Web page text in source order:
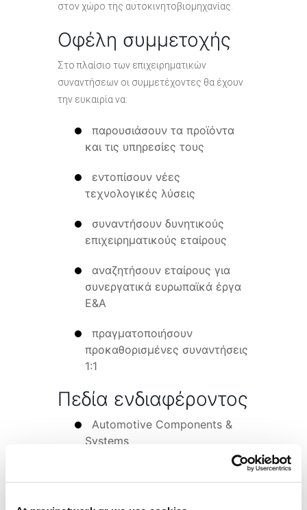
στον χώρο της αυτοκινητοβιομηχανίας.
Οφέλη συμμετοχής
Στο πλαίσιο των επιχειρηματικών
συναντήσεων οι συμμετέχοντες θα έχουν
την ευκαιρία να:
παρουσιάσουν τα προϊόντα
και τις υπηρεσίες τους
εντοπίσουν νέες
τεχνολογικές λύσεις
συναντήσουν δυνητικούς
επιχειρηματικούς εταίρους
αναζητήσουν εταίρους για
συνεργατικά ευρωπαϊκά έργα
Ε&Α
πραγματοποιήσουν
προκαθορισμένες συναντήσεις
1:1
Πεδία ενδιαφέροντος
Automotive Components &
Systems
Exterior & Interior Accessories